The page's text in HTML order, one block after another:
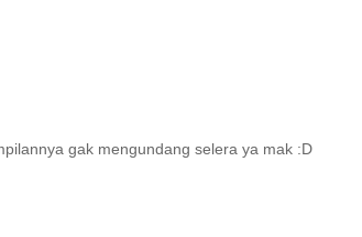
gak mengundang selera ya mak :D